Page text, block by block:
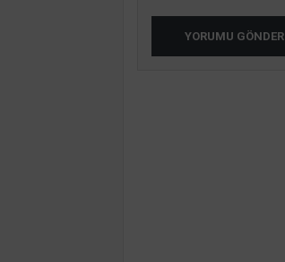
YORUMU GÖNDER